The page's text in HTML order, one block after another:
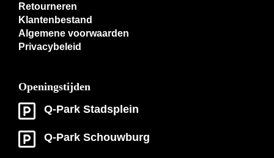
Retourneren
Klantenbestand
Algemene voorwaarden
Privacybeleid
Openingstijden
Q-Park Stadsplein
Q-Park Schouwburg